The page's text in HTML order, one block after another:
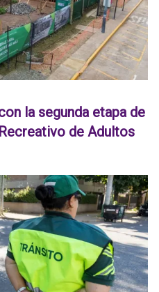
la segunda etapa de
de Adultos